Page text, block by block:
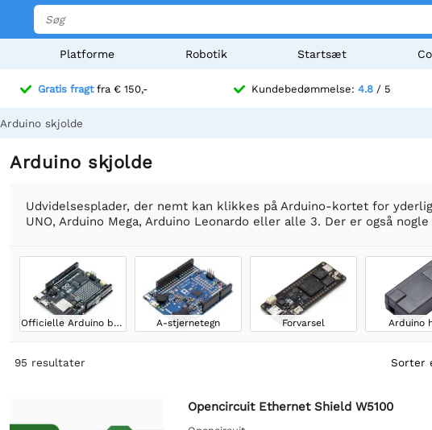
Platforme Robotik Startsæt
Gratis fragtfra € 150,- Kundebedømmelse: 4.8 / 5
Arduino skjolde
Arduino skjolde
Udvidelsesplader, der nemt kan klikkes på Arduino-kortet for
UNO, Arduino Mega, Arduino Leonardo eller alle 3. Der er også
Officielle Arduino boards A-stjernetegn Forvarsel Arduino
95 resultater Sorter
Opencircuit Ethernet Shield W5100